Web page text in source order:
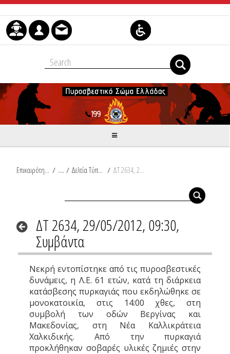
Μετάβαση στο περιεχόμενο
Επικαιρότητα / Δελτία Τύπου / ΔΤ 2634, 29/05/2012, 09:30, Συμβάντα
ΔΤ 2634, 29/05/2012, 09:30,
Συμβάντα
Νεκρή εντοπίστηκε από τις πυροσβεστικές
δυνάμεις, η Λ.Ε. 61 ετών, κατά τη διάρκεια
κατάσβεσης πυρκαγιάς που εκδηλώθηκε σε
μονοκατοικία, στις 14:00 χθες, στη
συμβολή των οδών Βεργίνας και
Μακεδονίας, στη Νέα Καλλικράτεια
Χαλκιδικής. Από την πυρκαγιά
προκλήθηκαν σοβαρές υλικές ζημιές στην